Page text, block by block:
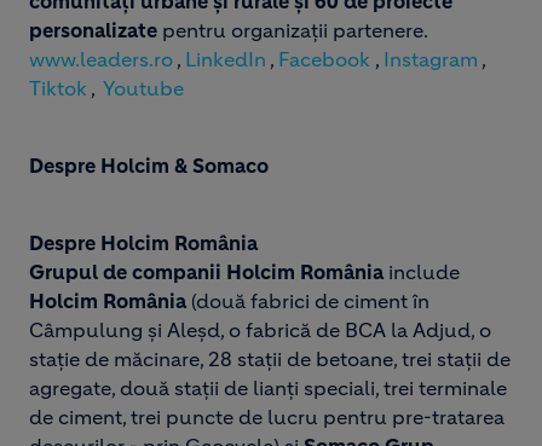
personalizate pentru organizații partenere.
www.leaders.ro , LinkedIn , Facebook , Instagram ,
Tiktok ,Youtube
Despre Holcim & Somaco
Despre Holcim România
Grupul de companii Holcim România include
Holcim România (două fabrici de ciment în
Câmpulung și Aleșd, o fabrică de BCA la Adjud, o
stație de măcinare, 28 stații de betoane, trei stații de
agregate, două stații de lianți speciali, trei terminale
de ciment, trei puncte de lucru pentru pre-tratarea